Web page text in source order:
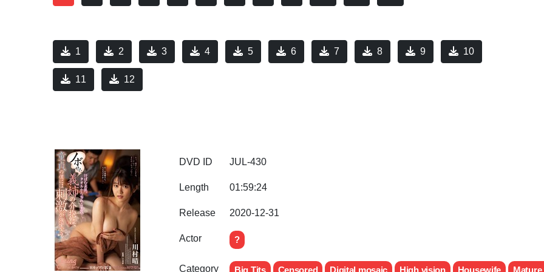
1 2 3 4 5 6 7 8 9 10
11 12
DVD ID JUL-430
Length 01:59:24
Release 2020-12-31
Actor ?
Category